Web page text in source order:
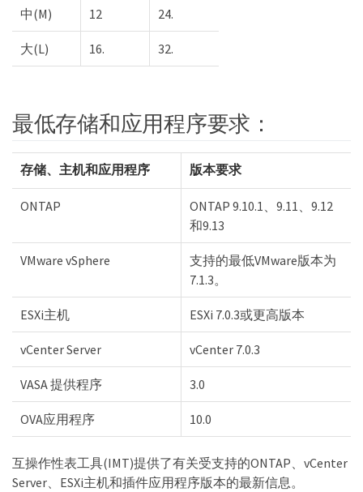
中(M) 12 24.
大(L) 16. 32.
最低存储和应用程序要求：
存储、主机和应用程序 版本要求
ONTAP
ONTAP 9.10.1、9.11、9.12
和9.13
VMware vSphere
支持的最低VMware版本为
7.1.3。
ESXi主机 ESXi 7.0.3或更高版本
vCenter Server vCenter 7.0.3
VASA 提供程序 3.0
OVA应用程序 10.0
互操作性表工具(IMT)提供了有关受支持的ONTAP、vCenter
Server、ESXi主机和插件应用程序版本的最新信息。